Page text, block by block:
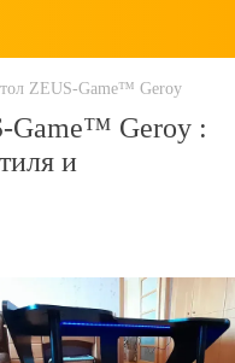
ZEUS-Game™ Geroy
Game™ Geroy :
и